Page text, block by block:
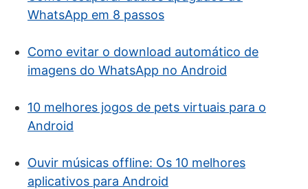
WhatsApp em 8 passos
Como evitar o download automático de
imagens do WhatsApp no Android
10 melhores jogos de pets virtuais para o
Android
Ouvir músicas offline: Os 10 melhores
aplicativos para Android